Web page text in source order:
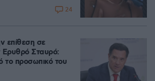
24
επίθεση σε
Ερυθρό Σταυρό:
το προσωπικό του